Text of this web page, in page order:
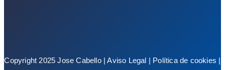
Copyright 2025 Jose Cabello |Aviso Legal | Política de cookies |